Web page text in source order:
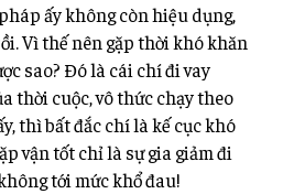
ấy không còn hiệu dụng,
Vì thế nên gặp thời khó khăn
sao? Đó là cái chí đi vay
thời cuộc, vô thức chạy theo
thì bất đắc chí là kế cục khó
vận tốt chỉ là sự gia giảm đi
tới mức khổ đau!